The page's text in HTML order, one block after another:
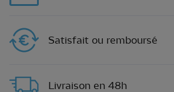
Satisfait ou remboursé
Livraison en 48h